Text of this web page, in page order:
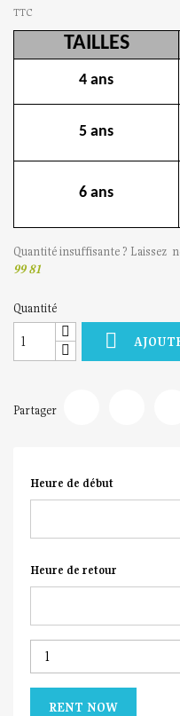
TTC
TAILLES
4 ans
5 ans
6 ans
Quantité insuffisante ? Laissez
99 81
Quantité

Partager
Heure de début
Heure de retour
RENT NOW